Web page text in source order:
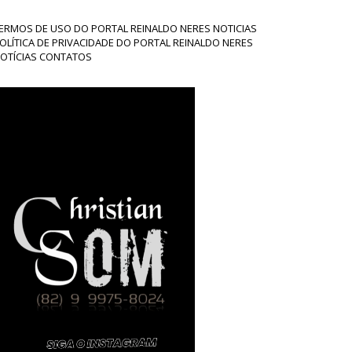
DE USO DO PORTAL REINALDO NERES NOTICIAS
DE PRIVACIDADE DO PORTAL REINALDO NERES
CONTATOS